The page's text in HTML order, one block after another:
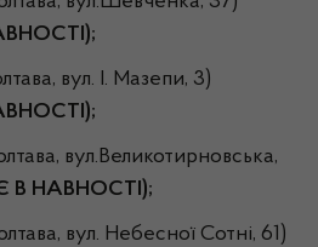
вул. І. Мазепи, 3)
вул.Великотирновська,
В НАВНОСТІ);
вул. Небесної Сотні, 61)